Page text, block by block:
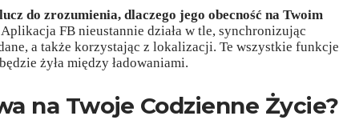
do zrozumienia, dlaczego jego obecność na Twoim
Aplikacja FB nieustannie działa w tle, synchronizując
a także korzystając z lokalizacji. Te wszystkie funkcje
żyła między ładowaniami.
na Twoje Codzienne Życie?